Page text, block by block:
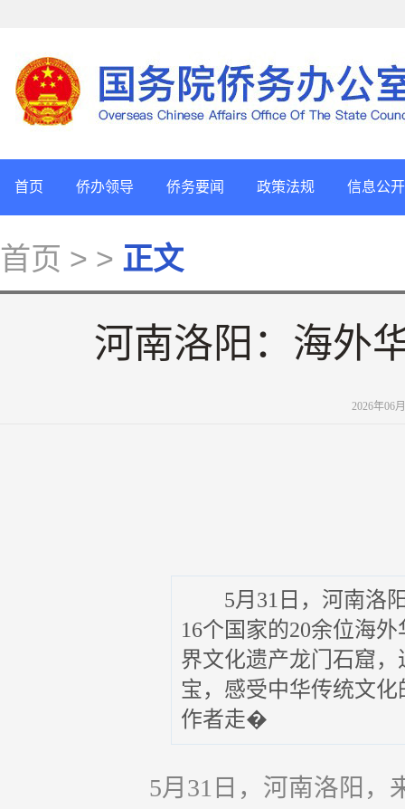
首页 侨办领导 侨务要闻 政策法规 信息公开
首页 > > 正文
河南洛阳：海外
2026年06
5月31日，河南洛阳
16个国家的20余位海
界文化遗产龙门石窟
宝，感受中华传统文
作者走�
5月31日，河南洛阳，